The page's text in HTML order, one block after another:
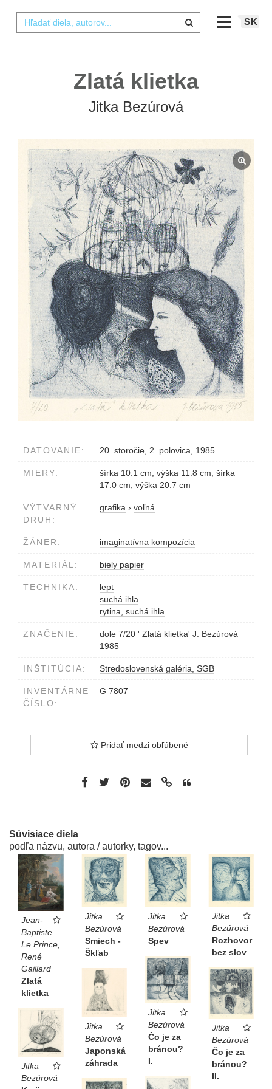
SK
Zlatá klietka
Jitka Bezúrová
DATOVANIE: 20. storočie, 2. polovica, 1985
MIERY:
šírka 10.1 cm, výška 11.8 cm, šírka
17.0 cm, výška 20.7 cm
VÝTVARNÝ
DRUH:
grafika › voľná
ŽÁNER: imaginatívna kompozícia
MATERIÁL: biely papier
TECHNIKA:
lept
suchá ihla
rytina, suchá ihla
ZNAČENIE:
dole 7/20 ' Zlatá klietka' J. Bezúrová
1985
INŠTITÚCIA: Stredoslovenská galéria, SGB
INVENTÁRNE
ČÍSLO:
G 7807
Pridať medzi obľúbené
Súvisiace diela
podľa názvu, autora / autorky, tagov...
Jean-
Baptiste
Le Prince,
René
Gaillard
Zlatá
klietka
Jitka
Bezúrová
Smiech -
Škľab
Jitka
Bezúrová
Spev
Jitka
Bezúrová
Rozhovor
bez slov
Jitka
Bezúrová
Čo je za
bránou?
I.
Jitka
Bezúrová
Čo je za
bránou?
II.
Jitka
Bezúrová
Japonská
záhrada
Jitka
Bezúrová